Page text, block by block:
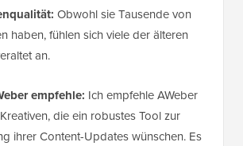
Obwohl sie Tausende von
haben, fühlen sich viele der älteren
an.
empfehle: Ich empfehle AWeber
die ein robustes Tool zur
ihrer Content-Updates wünschen. Es